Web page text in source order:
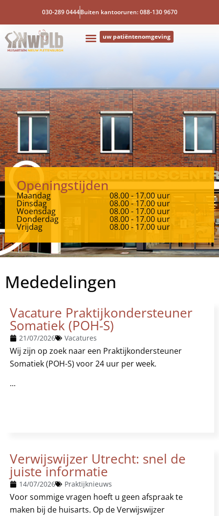
030-289 0444Buiten kantooruren: 088-130 9670
uw patiëntenomgeving
Openingstijden
Maandag 08.00 - 17.00 uur
Dinsdag 08.00 - 17.00 uur
Woensdag 08.00 - 17.00 uur
Donderdag 08.00 - 17.00 uur
Vrijdag 08.00 - 17.00 uur
Mededelingen
Vacature Praktijkondersteuner
Somatiek (POH-S)
21/07/2026 Vacatures
Wij zijn op zoek naar een Praktijkondersteuner
Somatiek (POH-S) voor 24 uur per week.
...
Verwijswijzer Utrecht: snel de
juiste informatie
14/07/2026 Praktijknieuws
Voor sommige vragen hoeft u geen afspraak te
maken bij de huisarts. Op de Verwijswijzer